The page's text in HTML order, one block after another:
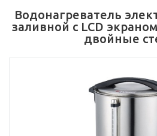
Водонагреватель
заливной с LCD
двойные